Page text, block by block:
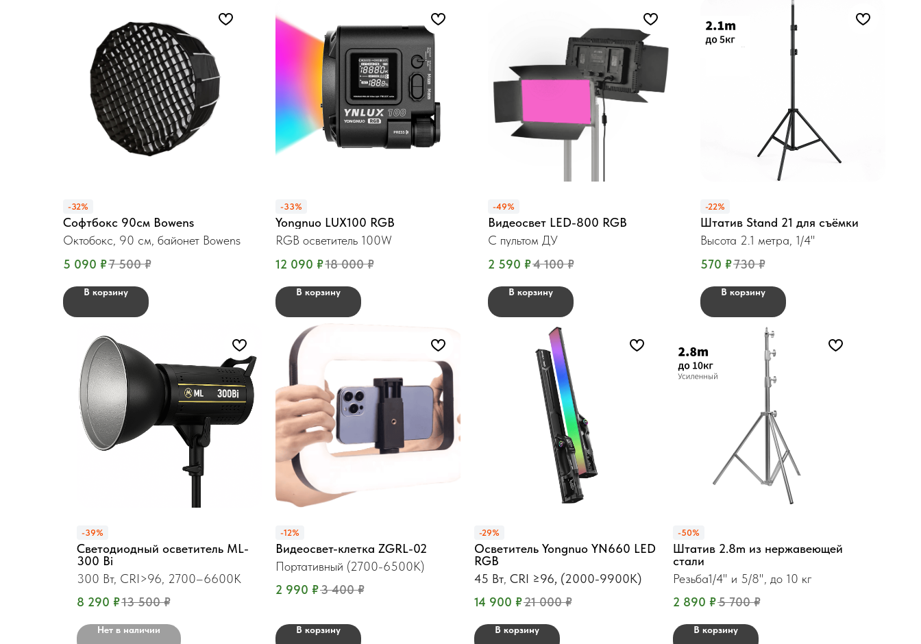
-32%
Софтбокс 90см Bowens
Октобокс, 90 см, байонет Bowens
5 090 ₽7 500 ₽
В корзину
-33%
Yongnuo LUX100 RGB
RGB осветитель 100W
12 090 ₽18 000 ₽
В корзину
-49%
Видеосвет LED-800 RGB
С пультом ДУ
2 590 ₽4 100 ₽
В корзину
-22%
Штатив Stand 21 для съёмки
Высота 2.1 метра, 1/4"
570 ₽730 ₽
В корзину
-39%
Светодиодный осветитель ML-
300 Bi
300 Вт, CRI>96, 2700–6600K
8 290 ₽13 500 ₽
Нет в наличии
-12%
Видеосвет-клетка ZGRL-02
Портативный (2700-6500К)
2 990 ₽3 400 ₽
В корзину
-29%
Осветитель Yongnuo YN660 LED
RGB
45 Вт CRI ≥96, (2000-9900K)
14 900 ₽21 000 ₽
В корзину
-50%
Штатив 2.8m из нержавеющей
стали
Резьба1/4" и 5/8", до 10 кг
2 890 ₽5 700 ₽
В корзину